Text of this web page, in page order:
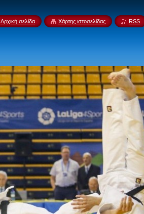
Αρχική σελίδα Χάρτης ιστοσελίδας RSS